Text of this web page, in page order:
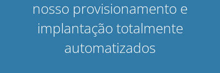
nosso provisionamento e
implantação totalmente
automatizados